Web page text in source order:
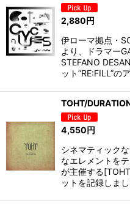
2,880円
伊ローマ拠点・
より、ドラマー
STEFANO
ット”RE:FILL”の
TOHT/
4,550円
シネマティック
なエレメントを
が主催する
ットを記録しま